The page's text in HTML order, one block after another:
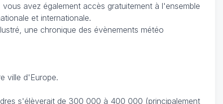
avez également accès gratuitement à l'ensemble
et internationale.
une chronique des évènements météo
ville d'Europe.
s'élèverait de 300 000 à 400 000 (principalement